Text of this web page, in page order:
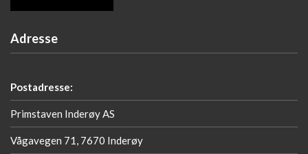
Adresse
Postadresse:
Primstaven Inderøy AS
Vågavegen 71, 7670 Inderøy